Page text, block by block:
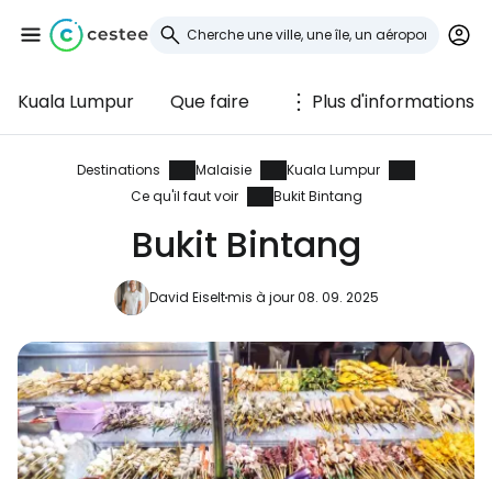
Kuala Lumpur Que faire Plus d'informations
Destinations Malaisie
Kuala Lumpur
Ce qu'il faut voir
Bukit Bintang
Bukit Bintang
David Eiseltmis à jour 08. 09. 2025
Se connecter à
Cestee
... la communauté mondiale des voyageurs
Continuer avec Google
Continuer avec Facebook